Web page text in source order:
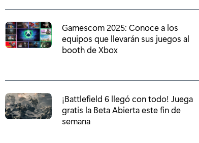
Gamescom 2025: Conoce a los
equipos que llevarán sus juegos al
booth de Xbox
¡Battlefield 6 llegó con todo! Juega
gratis la Beta Abierta este fin de
semana